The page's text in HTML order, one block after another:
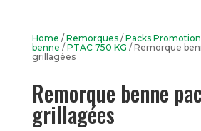
Home / Remorques/ Packs
benne / PTAC 750 KG / Remorque
grillagées
Remorque benne
grillagées